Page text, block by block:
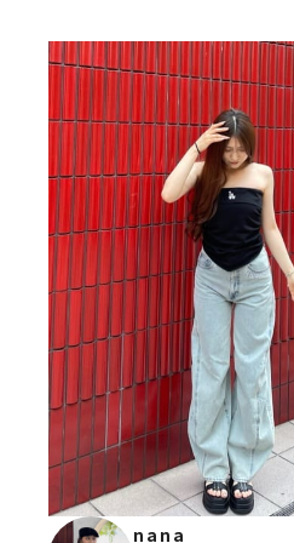
nana